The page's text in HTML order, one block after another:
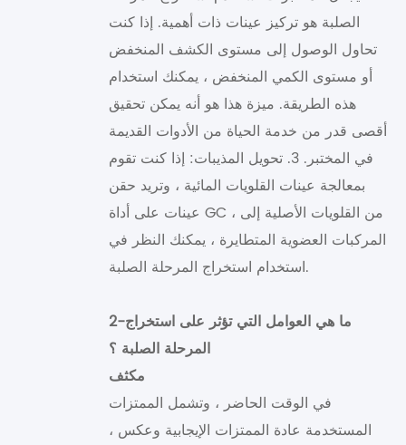
الصلبة هو تركيز عينات ذات أهمية. إذا كنت
تحاول الوصول إلى مستوى الكشف المنخفض
أو مستوى الكمي المنخفض ، يمكنك استخدام
هذه الطريقة. ميزة هذا هو أنه يمكن تحقيق
أقصى قدر من خدمة الحياة من الأدوات القديمة
في المختبر. 3. تحويل المذيبات: إذا كنت تقوم
بمعالجة عينات القلويات المائية ، وتريد حقن
عينات على أداة GC ، من القلويات الأصلية إلى
المركبات العضوية المتطايرة ، يمكنك النظر في
استخدام استخراج المرحلة الصلبة.
2-ما هي العوامل التي تؤثر على استخراج
المرحلة الصلبة ؟
مكثف
في الوقت الحاضر ، وتشمل الممتزات
المستخدمة عادة الممتزات الإيجابية وعكس ،